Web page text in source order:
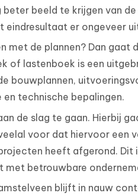
beeld te krijgen van
eindresultaat er ongeveer
met de plannen? Dan
of lastenboek is een
bouwplannen,
technische bepalingen.
de slag te gaan. Hierbij
voor dat hiervoor een
heeft afgerond. Dit
met betrouwbare
blijft in nauw